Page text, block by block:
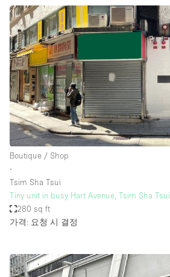
Boutique / Shop
∙
Tsim Sha Tsui
Tiny unit in busy Hart Avenue, Tsim Sha Tsui
280 sq ft
가격: 요청 시 결정